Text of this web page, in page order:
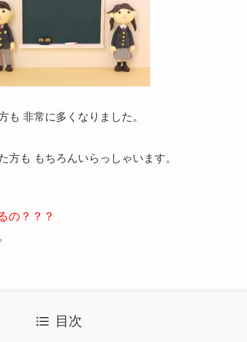
非常に多くなりました。
も もちろんいらっしゃいます。
の？？？
目次